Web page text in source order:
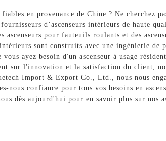
fiables en provenance de Chine ? Ne
d’ascenseurs intérieurs de haute
ascenseurs pour fauteuils roulants et des
sont construits avec une ingénierie
ayez besoin d'un ascenseur à usage
sur l'innovation et la satisfaction du client,
Import & Export Co., Ltd., nous nous
nous confiance pour tous vos besoins en
dès aujourd'hui pour en savoir plus sur nos